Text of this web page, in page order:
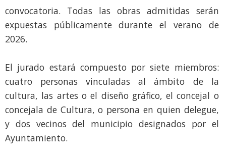
convocatoria. Todas las obras admitidas serán
expuestas públicamente durante el verano de
2026.
El jurado estará compuesto por siete miembros:
cuatro personas vinculadas al ámbito de la
cultura, las artes o el diseño gráfico, el concejal o
concejala de Cultura, o persona en quien delegue,
y dos vecinos del municipio designados por el
Ayuntamiento.